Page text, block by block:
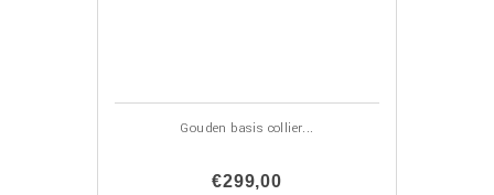
Gouden basis collier...
€299,00